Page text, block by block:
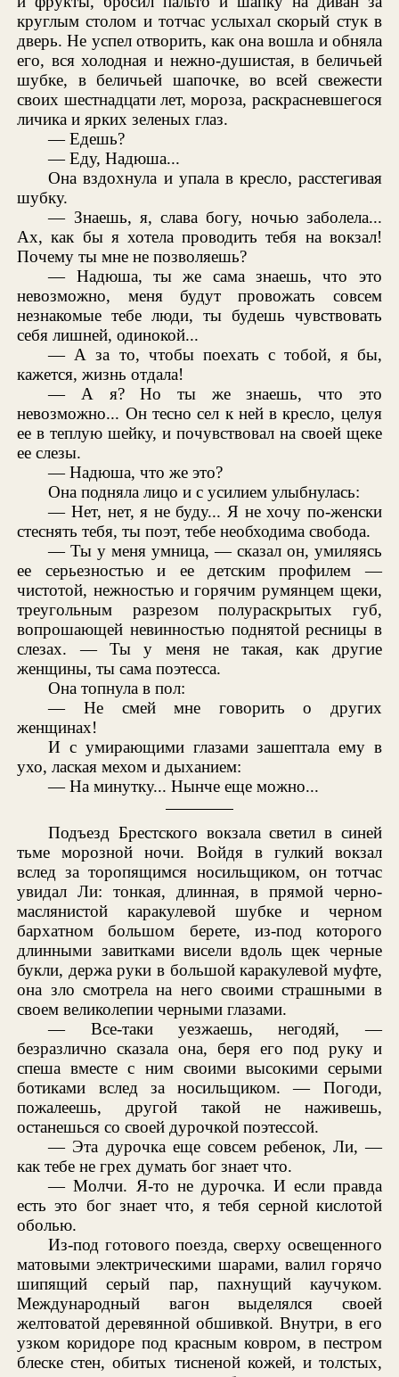
круглым столом и тотчас услыхал скорый стук в
дверь. Не успел отворить, как она вошла и обняла
его, вся холодная и нежно-душистая, в беличьей
шубке, в беличьей шапочке, во всей свежести
своих шестнадцати лет, мороза, раскрасневшегося
личика и ярких зеленых глаз.
— Едешь?
— Еду, Надюша...
Она вздохнула и упала в кресло, расстегивая
шубку.
— Знаешь, я, слава богу, ночью заболела...
Ах, как бы я хотела проводить тебя на вокзал!
Почему ты мне не позволяешь?
— Надюша, ты же сама знаешь, что это
невозможно, меня будут провожать совсем
незнакомые тебе люди, ты будешь чувствовать
себя лишней, одинокой...
— А за то, чтобы поехать с тобой, я бы,
кажется, жизнь отдала!
— А я? Но ты же знаешь, что это
невозможно... Он тесно сел к ней в кресло, целуя
ее в теплую шейку, и почувствовал на своей щеке
ее слезы.
— Надюша, что же это?
Она подняла лицо и с усилием улыбнулась:
— Нет, нет, я не буду... Я не хочу по-женски
стеснять тебя, ты поэт, тебе необходима свобода.
— Ты у меня умница, — сказал он, умиляясь
ее серьезностью и ее детским профилем —
чистотой, нежностью и горячим румянцем щеки,
треугольным разрезом полураскрытых губ,
вопрошающей невинностью поднятой ресницы в
слезах. — Ты у меня не такая, как другие
женщины, ты сама поэтесса.
Она топнула в пол:
— Не смей мне говорить о других
женщинах!
И с умирающими глазами зашептала ему в
ухо, лаская мехом и дыханием:
— На минутку... Нынче еще можно...
Подъезд Брестского вокзала светил в синей
тьме морозной ночи. Войдя в гулкий вокзал
вслед за торопящимся носильщиком, он тотчас
увидал Ли: тонкая, длинная, в прямой черно-
маслянистой каракулевой шубке и черном
бархатном большом берете, из-под которого
длинными завитками висели вдоль щек черные
букли, держа руки в большой каракулевой муфте,
она зло смотрела на него своими страшными в
своем великолепии черными глазами.
— Все-таки уезжаешь, негодяй, —
безразлично сказала она, беря его под руку и
спеша вместе с ним своими высокими серыми
ботиками вслед за носильщиком. — Погоди,
пожалеешь, другой такой не наживешь,
останешься со своей дурочкой поэтессой.
— Эта дурочка еще совсем ребенок, Ли, —
как тебе не грех думать бог знает что.
— Молчи. Я-то не дурочка. И если правда
есть это бог знает что, я тебя серной кислотой
оболью.
Из-под готового поезда, сверху освещенного
матовыми электрическими шарами, валил горячо
шипящий серый пар, пахнущий каучуком.
Международный вагон выделялся своей
желтоватой деревянной обшивкой. Внутри, в его
узком коридоре под красным ковром, в пестром
блеске стен, обитых тисненой кожей, и толстых,